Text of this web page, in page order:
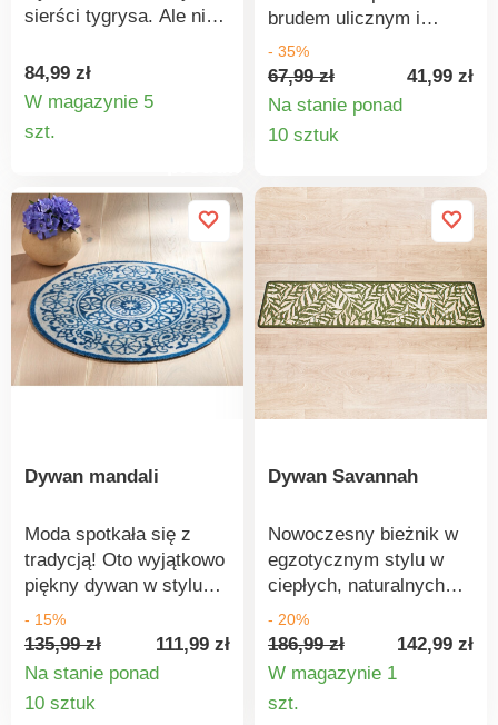
sierści tygrysa. Ale nie
nie ucierpiał przy jej
produkcji! Wytrzymała i
antypoślizgowa,
zatrzymuje brud i
czystości.
84,99 zł
W magazynie 5
szt.
brudem ulicznym i
zużyciem na
powierzchniach
podłogowych o dużym
natężeniu ruchu.
Elegancka i wytrzymała.
- 35%
67,99 zł
41,99 zł
Na stanie ponad
10 sztuk
Dywan mandali
Moda spotkała się z
tradycją! Oto wyjątkowo
piękny dywan w stylu
okrągłej mandali, która
w buddyzmie
symbolizuje
wszechświat. Z
pewnością będzie
- 15%
135,99 zł
111,99 zł
Na stanie ponad
10 sztuk
Dywan Savannah
Nowoczesny bieżnik w
egzotycznym stylu w
ciepłych, naturalnych
odcieniach przyciąga
wzrok odwiedzających i
chroni przed
zabrudzeniami. Wniesie
odrobinę luksusu do
- 20%
186,99 zł
142,99 zł
W magazynie 1
szt.